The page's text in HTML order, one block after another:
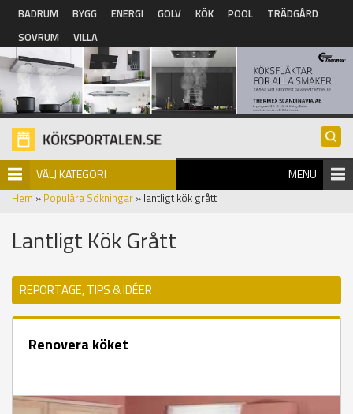
Hoppa till huvudinnehåll
BADRUM BYGG ENERGI GOLV KÖK POOL
TRÄDGÅRD
SOVRUM
VILLA
VÄLJ KATEGORI MENU
Hem » Populära Sökningar » lantligt kök grått
Lantligt Kök Grått
REPORTAGE, TIPS & IDÉER
Renovera köket